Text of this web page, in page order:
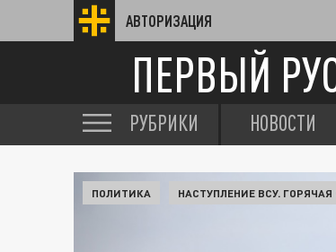
АВТОРИЗАЦИЯ
ПЕРВЫЙ
РУБРИКИ НОВОСТИ
ПОЛИТИКА НАСТУПЛЕНИЕ ВСУ. ГОРЯЧАЯ